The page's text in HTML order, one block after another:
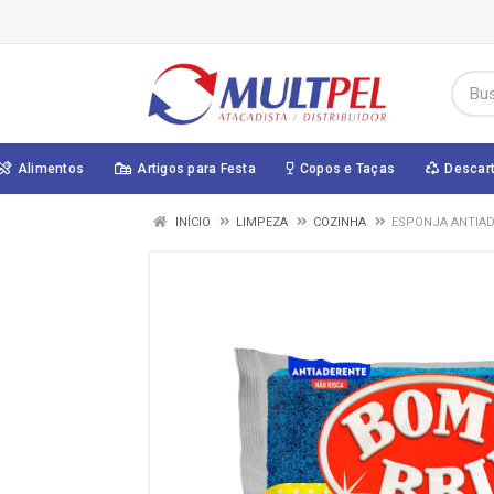
Alimentos Artigos para Festa Copos e Taças
INÍCIO LIMPEZA COZINHA ESPONJA